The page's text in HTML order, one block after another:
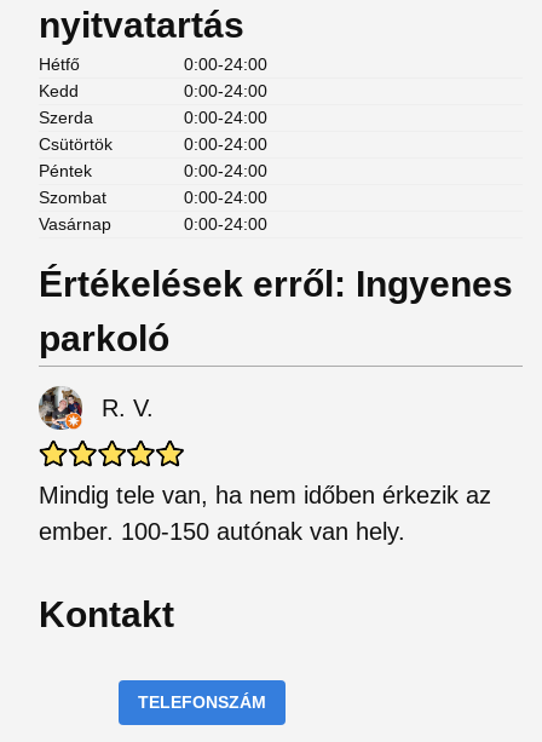
nyitvatartás
Hétfő
0:00-24:00
Kedd
0:00-24:00
Szerda
0:00-24:00
Csütörtök
0:00-24:00
Péntek
0:00-24:00
Szombat
0:00-24:00
Vasárnap
0:00-24:00
Értékelések erről: Ingyenes
parkoló
R. V.
Mindig tele van, ha nem időben érkezik az
ember. 100-150 autónak van hely.
Kontakt
TELEFONSZÁM